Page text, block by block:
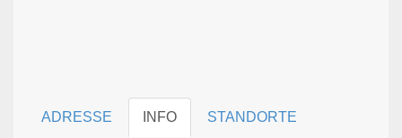
ADRESSE INFO STANDORTE